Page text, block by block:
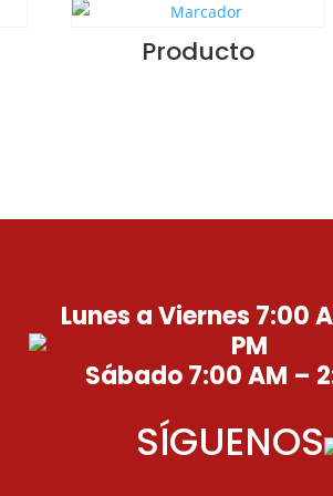
Producto
Lunes a Viernes 7:00
PM
Sábado 7:00 AM –
SÍGUENOS